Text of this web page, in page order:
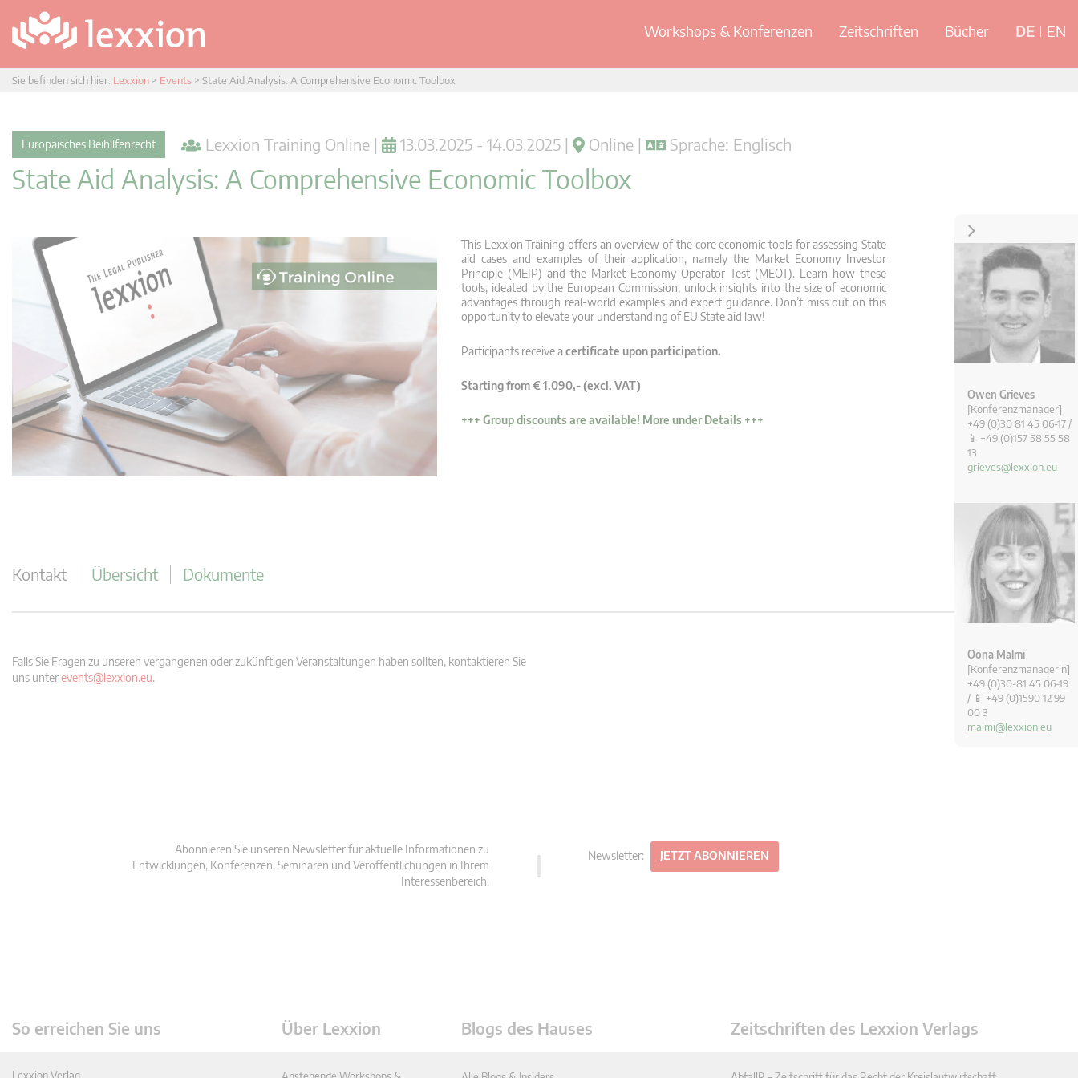
Workshops & Konferenzen Zeitschriften Bücher DE EN
Sie befinden sich hier: Lexxion > Events > State Aid Analysis: A Comprehensive Economic Toolbox
Owen Grieves
[Konferenzmanager]
+49 (0)30 81 45 06-17 /
📱 +49 (0)157 58 55 58
13
grieves@lexxion.eu
Oona Malmi
[Konferenzmanagerin]
+49 (0)30-81 45 06-19
/ 📱 +49 (0)1590 12 99
00 3
malmi@lexxion.eu
Europäisches Beihilfenrecht Lexxion Training Online | 13.03.2025 - 14.03.2025 | Online | Sprache: Englisch
State Aid Analysis: A Comprehensive Economic Toolbox
This Lexxion Training offers an overview of the core economic tools for assessing State
aid cases and examples of their application, namely the Market Economy Investor
Principle (MEIP) and the Market Economy Operator Test (MEOT). Learn how these
tools, ideated by the European Commission, unlock insights into the size of economic
advantages through real-world examples and expert guidance. Don’t miss out on this
opportunity to elevate your understanding of EU State aid law!
Participants receive acertificate upon participation.
Starting from € 1.090,- (excl. VAT)
+++ Group discounts are available! More under Details +++
Kontakt Übersicht Dokumente
Falls Sie Fragen zu unseren vergangenen oder zukünftigen Veranstaltungen haben sollten, kontaktieren Sie
uns unterevents@lexxion.eu.
Abonnieren Sie unseren Newsletter für aktuelle Informationen zu
Entwicklungen, Konferenzen, Seminaren und Veröffentlichungen in Ihrem
Interessenbereich.
Newsletter: JETZT ABONNIEREN
So erreichen Sie uns Über Lexxion Blogs des Hauses Zeitschriften des Lexxion Verlags